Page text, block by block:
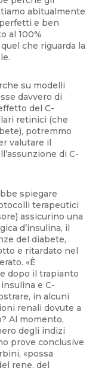
abitualmente
e ben
al 100%
che riguarda la
su modelli
davvero di
del C-
retinici (che
potremmo
valutare il
di C-
spiegare
terapeutici
assicurino una
d’insulina, il
del diabete,
e ritardato nel
«È
dopo il trapianto
e C-
in alcuni
renali dovute a
Al momento,
degli indizi
prove conclusive
«possa
rene, del